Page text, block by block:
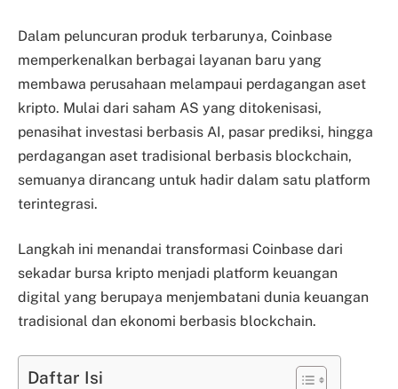
Dalam peluncuran produk terbarunya, Coinbase
memperkenalkan berbagai layanan baru yang
membawa perusahaan melampaui perdagangan aset
kripto. Mulai dari saham AS yang ditokenisasi,
penasihat investasi berbasis AI, pasar prediksi, hingga
perdagangan aset tradisional berbasis blockchain,
semuanya dirancang untuk hadir dalam satu platform
terintegrasi.
Langkah ini menandai transformasi Coinbase dari
sekadar bursa kripto menjadi platform keuangan
digital yang berupaya menjembatani dunia keuangan
tradisional dan ekonomi berbasis blockchain.
Daftar Isi